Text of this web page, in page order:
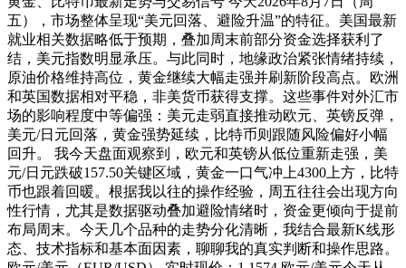
五），市场整体呈现“美元回落、避险升温”的特征。美国最新
就业相关数据略低于预期，叠加周末前部分资金选择获利了
结，美元指数明显承压。与此同时，地缘政治紧张情绪持续，
原油价格维持高位，黄金继续大幅走强并刷新阶段高点。欧洲
和英国数据相对平稳，非美货币获得支撑。这些事件对外汇市
场的影响程度中等偏强：美元走弱直接推动欧元、英镑反弹，
美元/日元回落，黄金强势延续，比特币则跟随风险偏好小幅
回升。 我今天盘面观察到，欧元和英镑从低位重新走强，美
元/日元跌破157.50关键区域，黄金一口气冲上4300上方，比特
币也跟着回暖。根据我以往的操作经验，周五往往会出现方向
性行情，尤其是数据驱动叠加避险情绪时，资金更倾向于提前
布局周末。今天几个品种的走势分化清晰，我结合最新K线形
态、技术指标和基本面因素，聊聊我的真实判断和操作思路。